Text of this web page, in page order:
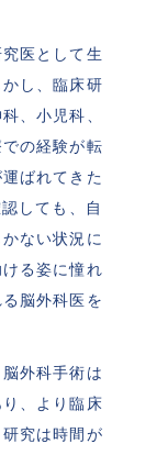
医として生
し、臨床研
、小児科、
の経験が転
ばれてきた
しても、自
ない状況に
る姿に憧れ
脳外科医を
外科手術は
、より臨床
究は時間が